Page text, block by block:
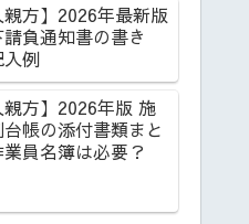
親方】2026年最新版
請負通知書の書き
例
親方】2026年版 施
帳の添付書類まと
員名簿は必要？